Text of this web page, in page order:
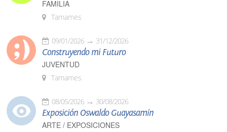
FAMILIA
Tamames
09/01/2026 31/12/2026
Construyendo mi Futuro
JUVENTUD
Tamames
08/05/2026 30/08/2026
Exposición Oswaldo Guayasamín
ARTE / EXPOSICIONES